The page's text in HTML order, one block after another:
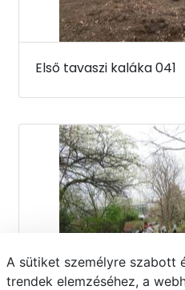
Első tavaszi kaláka 041
A sütiket személyre szabott
trendek elemzéséhez, a